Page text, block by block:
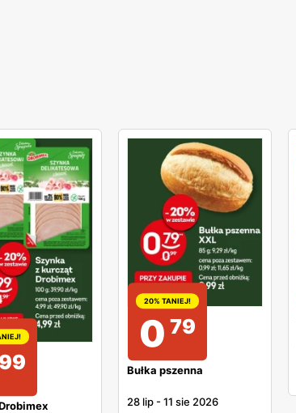
99
20% TANIEJ!
0 79
Bułka pszenna
28 lip -11 sie 2026